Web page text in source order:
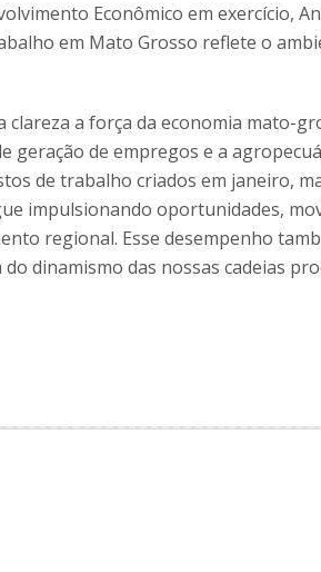
Econômico em exercício,
em Mato Grosso reflete o
a força da economia mato-
geração de empregos e a
de trabalho criados em janeiro,
impulsionando oportunidades,
regional. Esse desempenho
dinamismo das nossas cadeias